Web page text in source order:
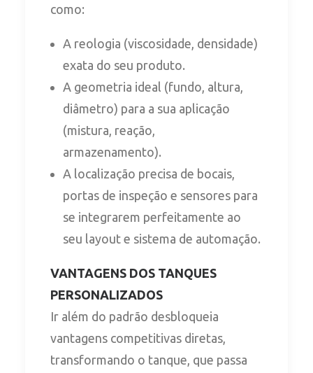
como:
A reologia (viscosidade, densidade)
exata do seu produto.
A geometria ideal (fundo, altura,
diâmetro) para a sua aplicação
(mistura, reação,
armazenamento).
A localização precisa de bocais,
portas de inspeção e sensores para
se integrarem perfeitamente ao
seu layout e sistema de automação.
VANTAGENS DOS TANQUES
PERSONALIZADOS
Ir além do padrão desbloqueia
vantagens competitivas diretas,
transformando o tanque, que passa